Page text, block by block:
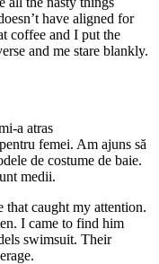
have aligned for
coffee and I put the
and me stare blankly.
a atras
femei. Am ajuns să
de costume de baie.
medii.
that caught my attention.
I came to find him
swimsuit. Their